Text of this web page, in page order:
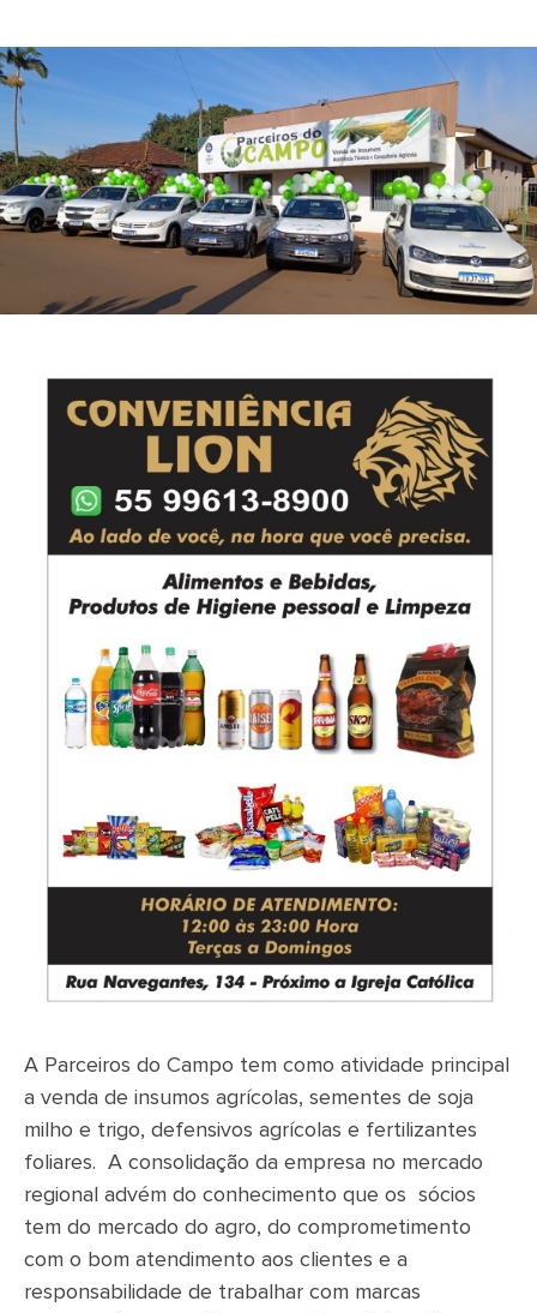
A Parceiros do Campo tem como atividade principal
a venda de insumos agrícolas, sementes de soja
milho e trigo, defensivos agrícolas e fertilizantes
foliares. A consolidação da empresa no mercado
regional advém do conhecimento que os sócios
tem do mercado do agro, do comprometimento
com o bom atendimento aos clientes e a
responsabilidade de trabalhar com marcas